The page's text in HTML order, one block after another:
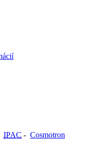
IPAC - Cosmotron